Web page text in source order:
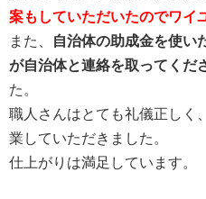
案もしていただいたのでワイ
また、
自治体の助成金を使い
が自治体と連絡を取ってくだ
た。
職人さんはとても礼儀正しく
業していただきました。
仕上がりは満足しています。